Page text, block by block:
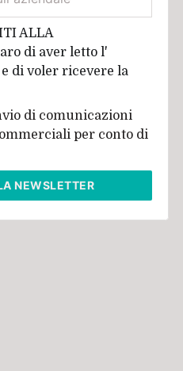
ALLA
di aver letto l'
e di voler ricevere la
di comunicazioni
per conto di
NEWSLETTER